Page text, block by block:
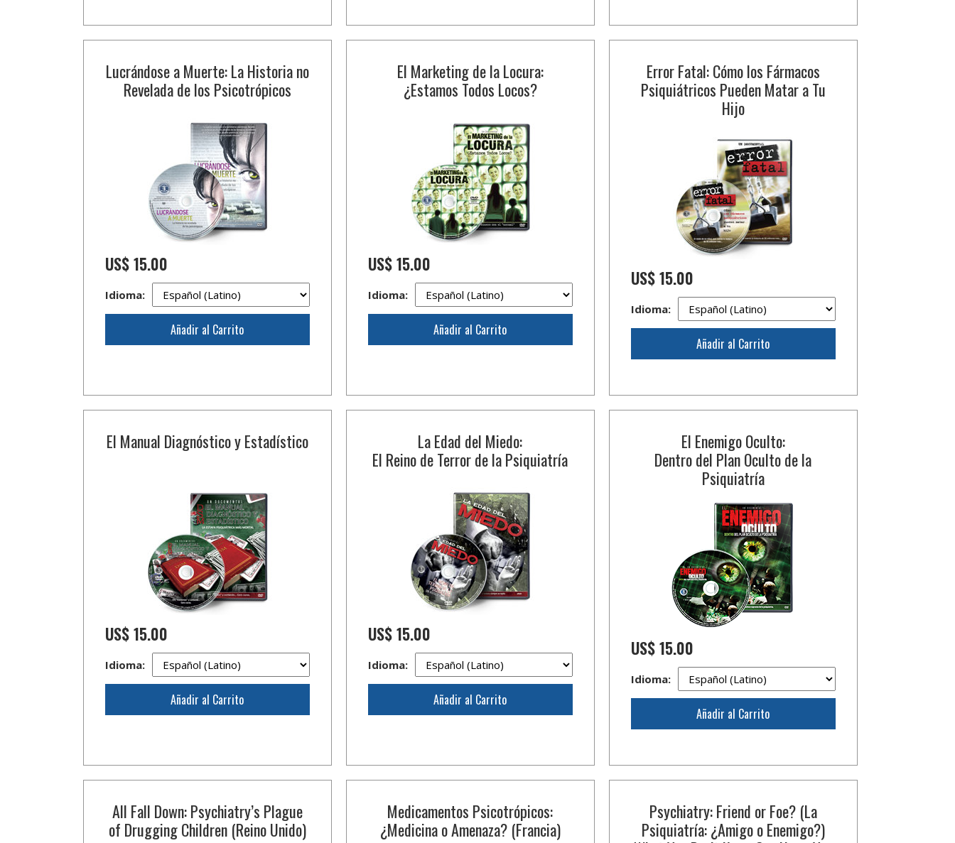
Lucrándose a Muerte: La Historia no
Revelada de los Psicotrópicos
US$ 15.00
Idioma:
Añadir al Carrito
El Marketing de la Locura:
¿Estamos Todos Locos?
US$ 15.00
Idioma:
Añadir al Carrito
Error Fatal: Cómo los Fármacos
Psiquiátricos Pueden Matar a Tu
Hijo
US$ 15.00
Idioma:
Añadir al Carrito
El Manual Diagnóstico y Estadístico
US$ 15.00
Idioma:
Añadir al Carrito
La Edad del Miedo:
El Reino de Terror de la Psiquiatría
US$ 15.00
Idioma:
Añadir al Carrito
El Enemigo Oculto:
Dentro del Plan Oculto de la
Psiquiatría
US$ 15.00
Idioma:
Añadir al Carrito
All Fall Down: Psychiatry’s Plague
of Drugging Children (Reino Unido)
Medicamentos Psicotrópicos:
¿Medicina o Amenaza? (Francia)
Psychiatry: Friend or Foe? (La
Psiquiatría: ¿Amigo o Enemigo?)